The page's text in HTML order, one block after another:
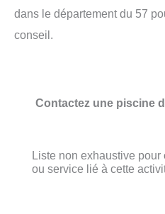
dans le département du 57
conseil.
Contactez une piscine
Liste non exhaustive
ou service lié à cette